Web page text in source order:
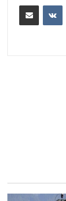
مشاركة عبر البريد